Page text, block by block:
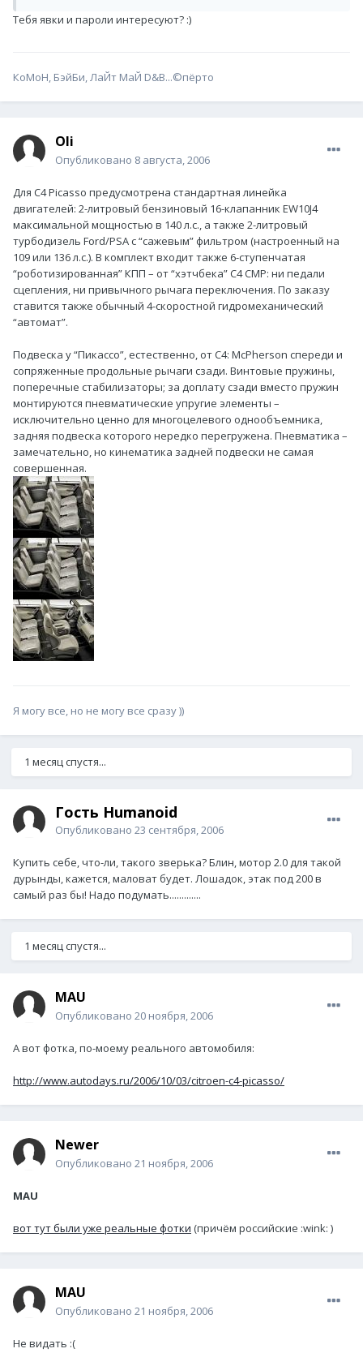
Тебя явки и пароли интересуют? :)
КоМоН, БэйБи, ЛаЙт МаЙ D&B...©пёрто
Oli
Опубликовано 8 августа, 2006
Для C4 Picasso предусмотрена стандартная линейка
двигателей: 2-литровый бензиновый 16-клапанник EW10J4
максимальной мощностью в 140 л.с., а также 2-литровый
турбодизель Ford/PSA с “сажевым” фильтром (настроенный на
109 или 136 л.с.). В комплект входит также 6-ступенчатая
“роботизированная” КПП – от “хэтчбека” C4 CMP: ни педали
сцепления, ни привычного рычага переключения. По заказу
ставится также обычный 4-скоростной гидромеханический
“автомат”.
Подвеска у “Пикассо”, естественно, от C4: McPherson cпереди и
сопряженные продольные рычаги сзади. Винтовые пружины,
поперечные стабилизаторы; за доплату сзади вместо пружин
монтируются пневматические упругие элементы –
исключительно ценно для многоцелевого однообъемника,
задняя подвеска которого нередко перегружена. Пневматика –
замечательно, но кинематика задней подвески не самая
совершенная.
Я могу все, но не могу все сразу ))
1 месяц спустя...
Гость Humanoid
Опубликовано 23 сентября, 2006
Купить себе, что-ли, такого зверька? Блин, мотор 2.0 для такой
дурынды, кажется, маловат будет. Лошадок, этак под 200 в
самый раз бы! Надо подумать.............
1 месяц спустя...
MAU
Опубликовано 20 ноября, 2006
А вот фотка, по-моему реального автомобиля:
http://www.autodays.ru/2006/10/03/citroen-c4-picasso/
Newer
Опубликовано 21 ноября, 2006
MAU
вот тут были уже реальные фотки (причём российские :wink: )
MAU
Опубликовано 21 ноября, 2006
Не видать :(